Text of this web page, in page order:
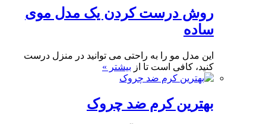
روش درست کردن یک مدل موی
ساده
این مدل مو را به راحتی می توانید در منزل درست
کنید، کافی است تا از بیشتر »
بهترین کرم ضد چروک